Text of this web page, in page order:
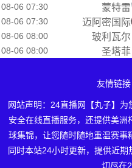
08-06 07:30 蒙特雷
08-06 07:30 迈阿密国际
08-06 08:00 玻利瓦尔
08-06 08:00 圣塔菲
友情链接
网站声明：24直播网【丸子】
安全在线直播服务，还提供美
球集锦，让您随时随地重温赛事
同时本站24小时更新，提供近
切尽在